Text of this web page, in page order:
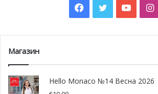
В своем первом романе Бландин
противоречивый образ женщины,
собственной матерью. В шестидесяти
написанных удивительным стилем
фоне изменений, происходивших в
Facebook
Twitter
Магазин
Hello Monaco №14 Весна 2026